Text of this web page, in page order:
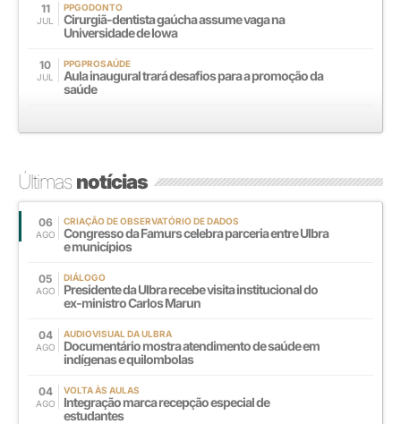
11
JUL
PPGODONTO
Cirurgiã-dentista gaúcha assume vaga na
Universidade de Iowa
10
JUL
PPGPROSAÚDE
Aula inaugural trará desafios para a promoção da
saúde
Últimasnotícias
06
AGO
CRIAÇÃO DE OBSERVATÓRIO DE DADOS
Congresso da Famurs celebra parceria entre Ulbra
e municípios
05
AGO
DIÁLOGO
Presidente da Ulbra recebe visita institucional do
ex-ministro Carlos Marun
04
AGO
AUDIOVISUAL DA ULBRA
Documentário mostra atendimento de saúde em
indígenas e quilombolas
04
AGO
VOLTA ÀS AULAS
Integração marca recepção especial de
estudantes